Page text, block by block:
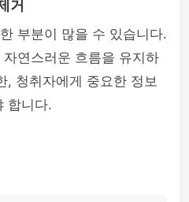
거
부분이 많을 수 있습니다.
연스러운 흐름을 유지하
, 청취자에게 중요한 정보
합니다.